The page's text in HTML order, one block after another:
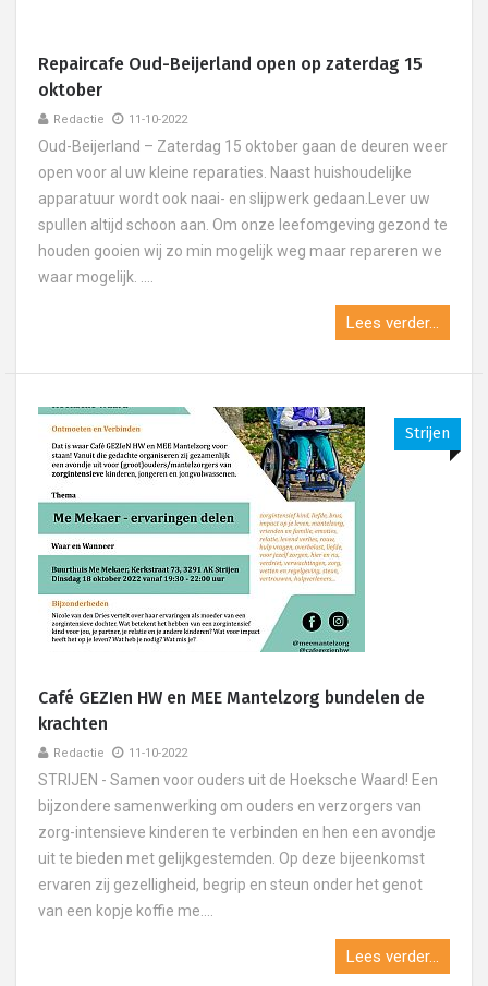
Repaircafe Oud-Beijerland open op zaterdag 15
oktober
Redactie 11-10-2022
Oud-Beijerland – Zaterdag 15 oktober gaan de deuren weer
open voor al uw kleine reparaties. Naast huishoudelijke
apparatuur wordt ook naai- en slijpwerk gedaan.Lever uw
spullen altijd schoon aan. Om onze leefomgeving gezond te
houden gooien wij zo min mogelijk weg maar repareren we
waar mogelijk. ....
Lees verder...
Strijen
Café GEZIen HW en MEE Mantelzorg bundelen de
krachten
Redactie 11-10-2022
STRIJEN - Samen voor ouders uit de Hoeksche Waard! Een
bijzondere samenwerking om ouders en verzorgers van
zorg-intensieve kinderen te verbinden en hen een avondje
uit te bieden met gelijkgestemden. Op deze bijeenkomst
ervaren zij gezelligheid, begrip en steun onder het genot
van een kopje koffie me....
Lees verder...